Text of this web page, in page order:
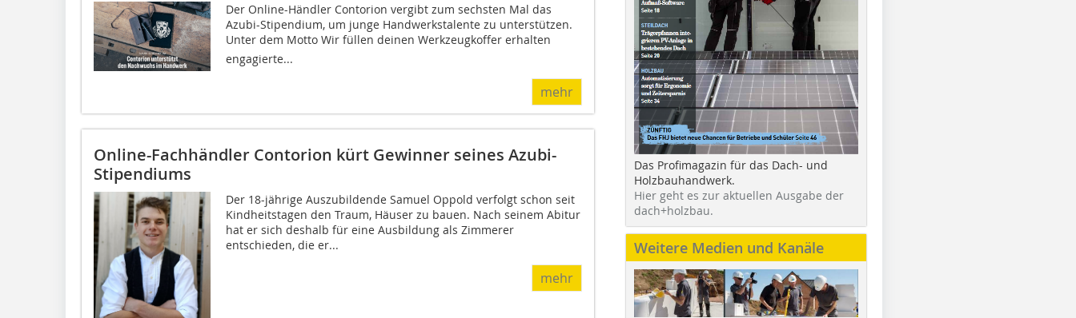
Der Online-Händler Contorion vergibt zum sechsten Mal das
Azubi-Stipendium, um junge Handwerkstalente zu unterstützen.
Unter dem Motto Wir füllen deinen Werkzeugkoffer erhalten
engagierte...
mehr
Online-Fachhändler Contorion kürt Gewinner seines Azubi-
Stipendiums
Der 18-jährige Auszubildende Samuel Oppold verfolgt schon seit
Kindheitstagen den Traum, Häuser zu bauen. Nach seinem Abitur
hat er sich deshalb für eine Ausbildung als Zimmerer
entschieden, die er...
mehr
Das Profimagazin für das Dach- und
Holzbauhandwerk.
Hier geht es zur aktuellen Ausgabe der
dach+holzbau.
Weitere Medien und Kanäle